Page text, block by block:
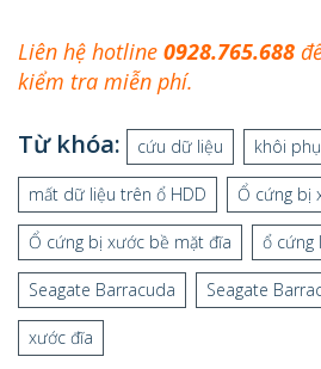
Liên hệ hotline 0928.765.688
kiểm tra miễn phí.
Từ khóa: cứu dữ liệu khôi
mất dữ liệu trên ổ HDD Ổ cứng bị
Ổ cứng bị xước bề mặt đĩa ổ cứng
Seagate Barracuda Seagate
xước đĩa